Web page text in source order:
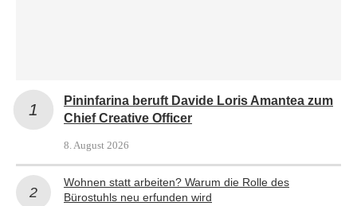
Pininfarina beruft Davide Loris Amantea zum
Chief Creative Officer
8. August 2026
Wohnen statt arbeiten? Warum die Rolle des
Bürostuhls neu erfunden wird